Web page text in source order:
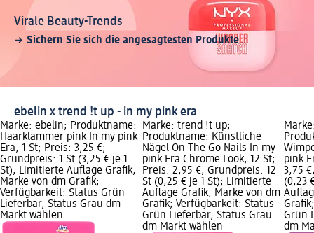
Virale Beauty-Trends
Sichern Sie sich die angesagtesten Produkte
ebelin x trend !t up - in my pink era
Marke: ebelin; Produktname:
Haarklammer pink In my pink
Era, 1 St; Preis: 3,25 €;
Grundpreis: 1 St (3,25 € je 1
St); Limitierte Auflage Grafik,
Marke von dm Grafik;
Verfügbarkeit: Status Grün
Lieferbar, Status Grau dm
Markt wählen
Marke: trend !t up;
Produktname: Künstliche
Nägel On The Go Nails In my
pink Era Chrome Look, 12 St;
Preis: 2,95 €; Grundpreis: 12
St (0,25 € je 1 St); Limitierte
Auflage Grafik, Marke von dm
Grafik; Verfügbarkeit: Status
Grün Lieferbar, Status Grau
dm Markt wählen
pink
3,75
(0,23
Grün
dm